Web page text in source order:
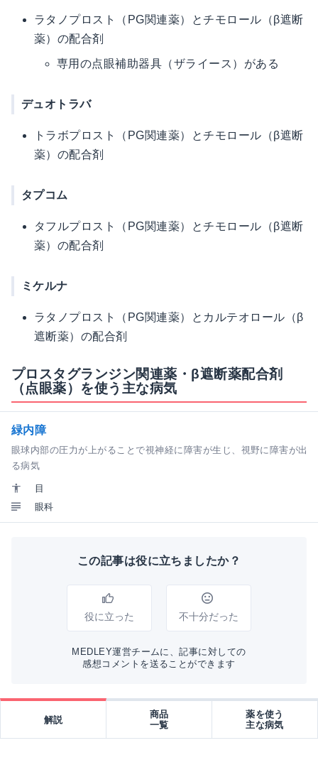
ラタノプロスト（PG関連薬）とチモロール（β遮断
薬）の配合剤
専用の点眼補助器具（ザライース）がある
デュオトラバ
トラボプロスト（PG関連薬）とチモロール（β遮断
薬）の配合剤
タプコム
タフルプロスト（PG関連薬）とチモロール（β遮断
薬）の配合剤
ミケルナ
ラタノプロスト（PG関連薬）とカルテオロール（β
遮断薬）の配合剤
プロスタグランジン関連薬・β遮断薬配合剤
（点眼薬）を使う主な病気
緑内障
眼球内部の圧力が上がることで視神経に障害が生じ、視野に障害が出
る病気
目
眼科
この記事は役に立ちましたか？
役に立った 不十分だった
MEDLEY運営チームに、記事に対しての
感想コメントを送ることができます
解説
商品
一覧
薬を使う
主な病気